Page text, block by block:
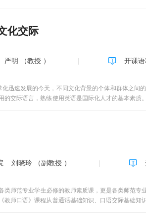
常遇到的困难，提供短小精悍、实用性强的微课系列
“在线讨论与问答”三个部分构成。 “教学视频”是本
效促进课程互动。安排在每一专题讲授之后，采取
教育学院李秀清教授担任课程负责人，她带领的教学
量。 青岛大学公共外语教育学院是青岛大学直属教
量雄厚，能够充分满足学生的线上、线下学习、互
about Hearing, Seeing, Saying and
Education第九周unit 9 Roots about War,
about Nutrition and Rejuvenation第十六周复习
化交际
严明 （教授 ） 开课
速发展的今天，不同文化背景的个体和群体之间
的交际语言，熟练使用英语是国际化人才的基本素质
三章对影响人们感知和认知世界的文化因素进行了剖
和非言语交际方面的种种表现；第七章探讨了文化模
刘晓玲 （副教授 ）
师范专业学生必修的教师素质课，更是各类师范专
教师口语》课程从普通话基础知识、口语交际基础知